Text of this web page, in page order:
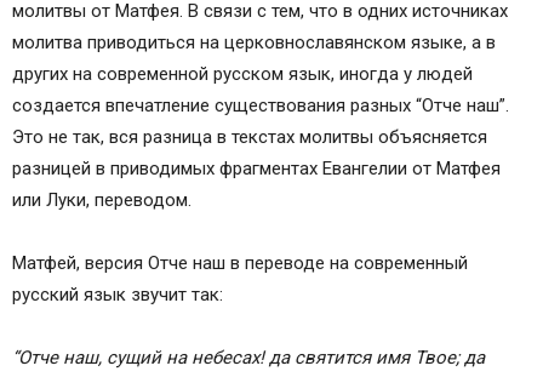
молитвы от Матфея. В связи с тем, что в одних источниках
молитва приводиться на церковнославянском языке, а в
других на современной русском язык, иногда у людей
создается впечатление существования разных “Отче наш”.
Это не так, вся разница в текстах молитвы объясняется
разницей в приводимых фрагментах Евангелии от Матфея
или Луки, переводом.
Матфей, версия Отче наш в переводе на современный
русский язык звучит так:
“Отче наш, сущий на небесах! да святится имя Твое; да